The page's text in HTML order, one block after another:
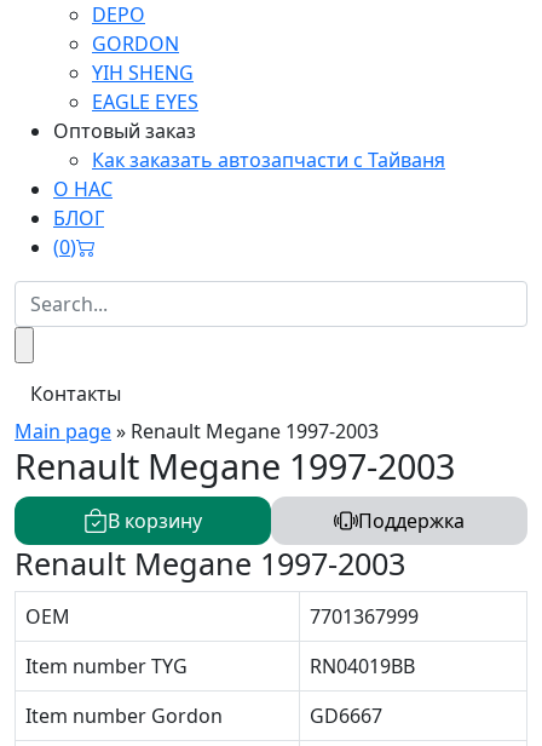
DEPO
GORDON
YIH SHENG
EAGLE EYES
Оптовый заказ
Как заказать автозапчасти с Тайваня
О НАС
БЛОГ
(0)
Контакты
Main page» Renault Megane 1997-2003
Renault Megane 1997-2003
В корзину Поддержка
Renault Megane 1997-2003
OEM
7701367999
Item number TYG
RN04019BB
Item number Gordon
GD6667